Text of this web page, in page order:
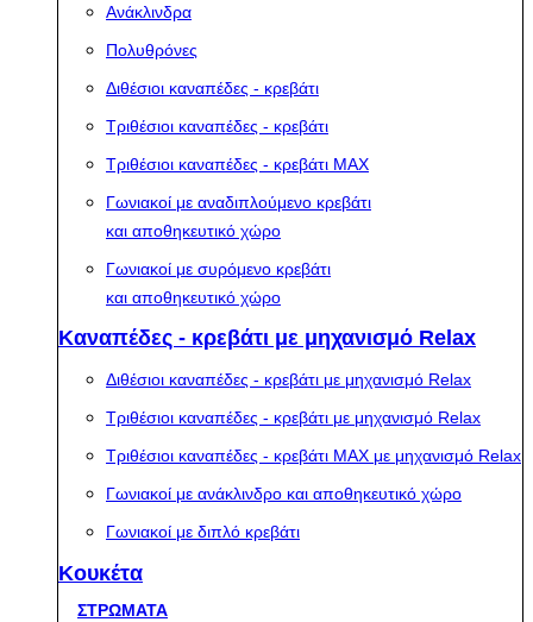
Ανάκλινδρα
Πολυθρόνες
Διθέσιοι καναπέδες - κρεβάτι
Τριθέσιοι καναπέδες - κρεβάτι
Τριθέσιοι καναπέδες - κρεβάτι MAX
Γωνιακοί με αναδιπλούμενο κρεβάτι
και αποθηκευτικό χώρο
Γωνιακοί με συρόμενο κρεβάτι
και αποθηκευτικό χώρο
Καναπέδες - κρεβάτι με μηχανισμό Relax
Διθέσιοι καναπέδες - κρεβάτι με μηχανισμό Relax
Τριθέσιοι καναπέδες - κρεβάτι με μηχανισμό Relax
Τριθέσιοι καναπέδες - κρεβάτι MAX με μηχανισμό Relax
Γωνιακοί με ανάκλινδρο και αποθηκευτικό χώρο
Γωνιακοί με διπλό κρεβάτι
Κουκέτα
ΣΤΡΩΜΑΤΑ